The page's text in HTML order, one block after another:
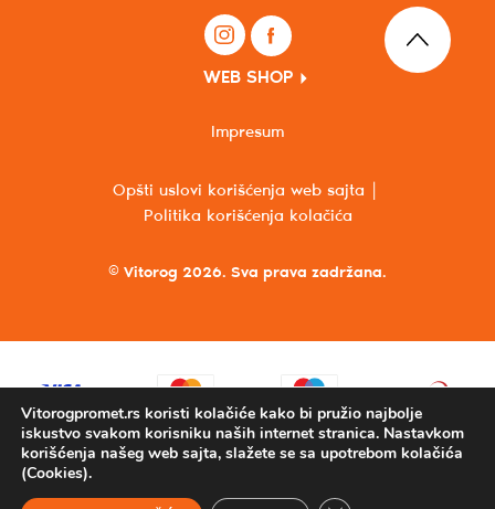
WEB SHOP
© Vitorog 2026. Sva prava zadržana.
Opšti uslovi korišćenja web sajta
Politika korišćenja kolačića
Impresum
Vitorogpromet.rs koristi kolačiće kako bi pružio najbolje
iskustvo svakom korisniku naših internet stranica. Nastavkom
korišćenja našeg web sajta, slažete se sa upotrebom kolačića
(Cookies).